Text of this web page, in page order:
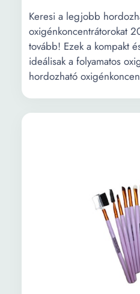
Keresi a legjobb
oxigénkoncentrátorokat
tovább! Ezek a kompakt
ideálisak a folyamatos
hordozható